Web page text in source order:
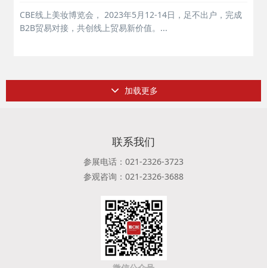
CBE线上美妆博览会， 2023年5月12-14日，足不出户，完成
B2B贸易对接，共创线上贸易新价值。...
加载更多
联系我们
参展电话：021-2326-3723
参观咨询：021-2326-3688